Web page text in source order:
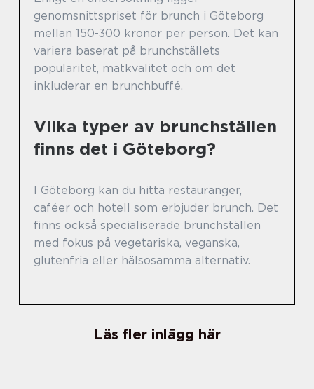
genomsnittspriset för brunch i Göteborg
mellan 150-300 kronor per person. Det kan
variera baserat på brunchställets
popularitet, matkvalitet och om det
inkluderar en brunchbuffé.
Vilka typer av brunchställen
finns det i Göteborg?
I Göteborg kan du hitta restauranger,
caféer och hotell som erbjuder brunch. Det
finns också specialiserade brunchställen
med fokus på vegetariska, veganska,
glutenfria eller hälsosamma alternativ.
Läs fler inlägg här